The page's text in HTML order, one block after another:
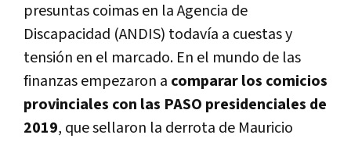
presuntas coimas en la Agencia de
Discapacidad (ANDIS) todavía a cuestas y
tensión en el marcado. En el mundo de las
finanzas empezaron a comparar los comicios
provinciales con las PASO presidenciales de
2019, que sellaron la derrota de Mauricio